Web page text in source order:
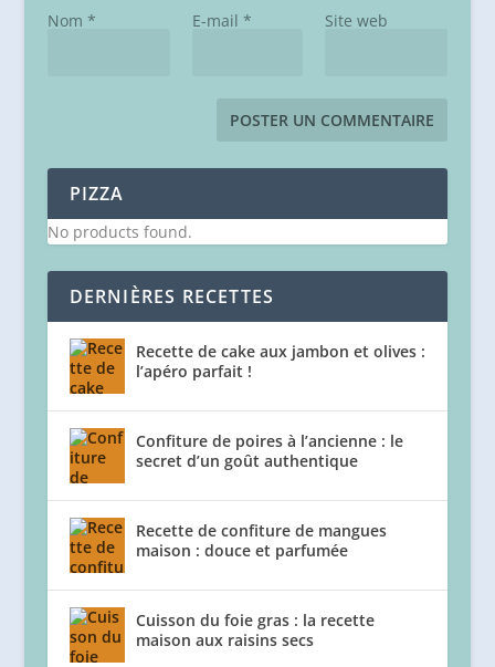
Nom * E-mail * Site web
PIZZA
No products found.
DERNIÈRES RECETTES
Recette de cake aux jambon et olives :
l’apéro parfait !
Confiture de poires à l’ancienne : le
secret d’un goût authentique
Recette de confiture de mangues
maison : douce et parfumée
Cuisson du foie gras : la recette
maison aux raisins secs